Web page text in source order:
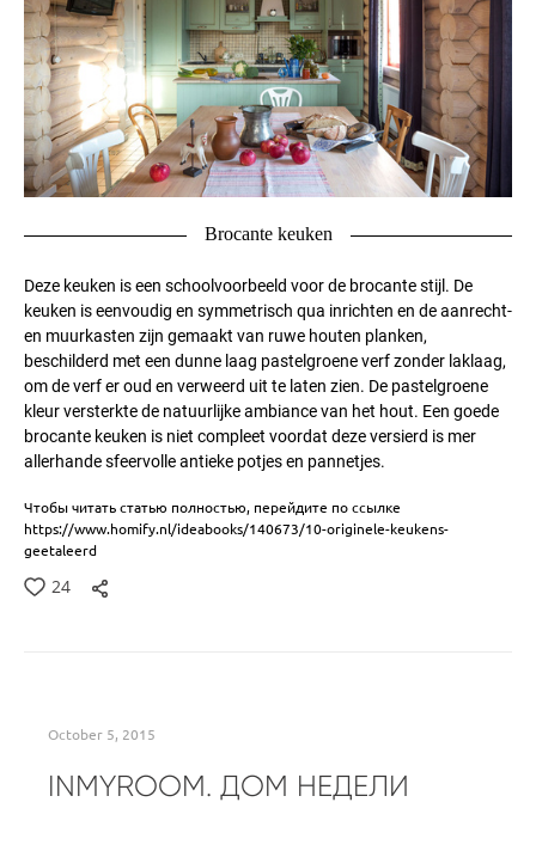
Brocante keuken
Deze keuken is een schoolvoorbeeld voor de brocante stijl. De
keuken is eenvoudig en symmetrisch qua inrichten en de aanrecht-
en muurkasten zijn gemaakt van ruwe houten planken,
beschilderd met een dunne laag pastelgroene verf zonder laklaag,
om de verf er oud en verweerd uit te laten zien. De pastelgroene
kleur versterkte de natuurlijke ambiance van het hout. Een goede
brocante keuken is niet compleet voordat deze versierd is mer
allerhande sfeervolle antieke potjes en pannetjes.
Чтобы читать статью полностью, перейдите по ссылке
https://www.homify.nl/ideabooks/140673/10-originele-keukens-
geetaleerd
24
October 5, 2015
INMYROOM. ДОМ НЕДЕЛИ